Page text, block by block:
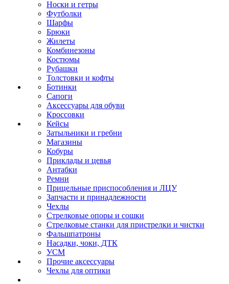
Носки и гетры
Футболки
Шарфы
Брюки
Жилеты
Комбинезоны
Костюмы
Рубашки
Толстовки и кофты
Ботинки
Сапоги
Аксессуары для обуви
Кроссовки
Кейсы
Затыльники и гребни
Магазины
Кобуры
Приклады и цевья
Антабки
Ремни
Прицельные приспособления и ЛЦУ
Запчасти и принадлежности
Чехлы
Стрелковые опоры и сошки
Стрелковые станки для пристрелки и чистки
Фальшпатроны
Насадки, чоки, ДТК
УСМ
Прочие аксессуары
Чехлы для оптики